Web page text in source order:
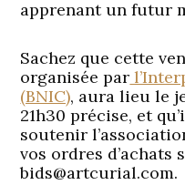
apprenant un futur
Sachez que cette
organisée par
(BNIC), aura lieu le
21h30 précise, et
soutenir
vos ordres d’achats
bids@artcurial.com.